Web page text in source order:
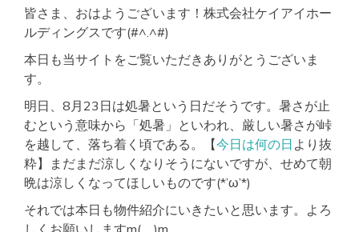
皆さま、おはようございます！株式会社ケイアイホー
ルディングスです(#^.^#)
本日も当サイトをご覧いただきありがとうございま
す。
明日、8月23日は処暑という日だそうです。暑さが止
むという意味から「処暑」といわれ、厳しい暑さが峠
を越して、落ち着く頃である。【今日は何の日 より抜
粋】まだまだ涼しくなりそうにないですが、せめて朝
晩は涼しくなってほしいものです(*’ω’*)
それでは本日も物件紹介にいきたいと思います。よろ